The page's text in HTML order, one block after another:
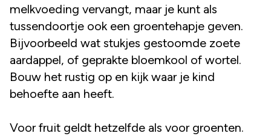
melkvoeding vervangt, maar je kunt als
tussendoortje ook een groentehapje geven.
Bijvoorbeeld wat stukjes gestoomde zoete
aardappel, of geprakte bloemkool of wortel.
Bouw het rustig op en kijk waar je kind
behoefte aan heeft.
Voor fruit geldt hetzelfde als voor groenten.